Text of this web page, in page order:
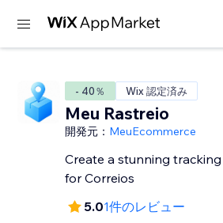
- 40％ Wix 認定済み
Meu Rastreio
開発元： MeuEcommerce
Create a stunning
for Correios
5.01件のレビュー